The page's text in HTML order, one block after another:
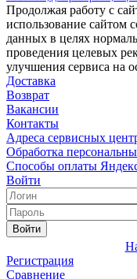
Продолжая работу с
использование сайтом
данных в целях
проведения целевых
улучшения сервиса на
Доставка
Возврат
Вакансии
Контакты
Адреса сервисных
Обработка
Способы оплаты
Войти
Войти
Регистрация
Сравнение